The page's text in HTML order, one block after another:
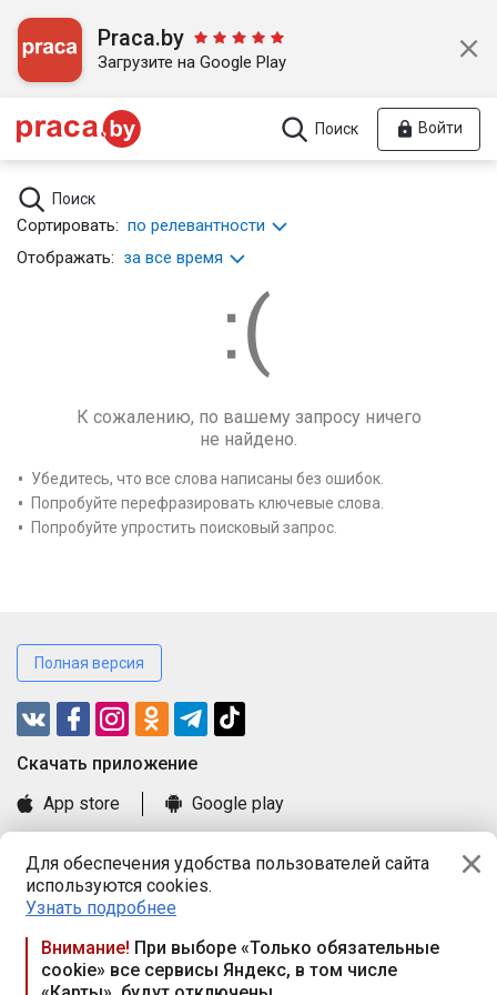
Для обеспечения удобства пользователей сайта
используются cookies.
Узнать подробнее
Внимание! При выборе «Только обязательные
cookie» все сервисы Яндекс, в том числе
Praca.by
Загрузите на Google Play
Поиск Войти
Поиск
Сортировать: по релевантности
Отображать: за все время
К сожалению, по вашему запросу ничего
не найдено.
Убедитесь, что все слова написаны без ошибок.
Попробуйте перефразировать ключевые слова.
Попробуйте упростить поисковый запрос.
Полная версия
Cкачать приложение
App store
Google play
Книга замечаний и предложений
Правила и документы
Praca.by © 2000—2026, ООО «ПРАЦА БАЙ»
Республика Беларусь, 220114, г. Минск, пр-т Независимости
117а, пом. № 9.